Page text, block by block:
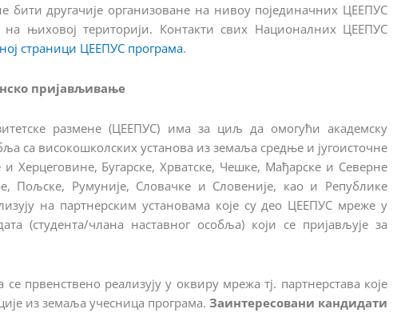
бити другачије организоване на нивоу појединачних ЦЕЕПУС
њиховој територији. Контакти свих Националних ЦЕЕПУС
страници ЦЕЕПУС програма.
пријављивање
размене (ЦЕЕПУС) има за циљ да омогући академску
са високошколских установа из земаља средње и југоисточне
и Херцеговине, Бугарске, Хрватске, Чешке, Мађарске и Северне
Пољске, Румуније, Словачке и Словеније, као и Републике
на партнерским установама које су део ЦЕЕПУС мреже у
(студента/члана наставног особља) који се пријављује за
првенствено реализују у оквиру мрежа тј. партнерстава које
из земаља учесница програма. Заинтересовани кандидати